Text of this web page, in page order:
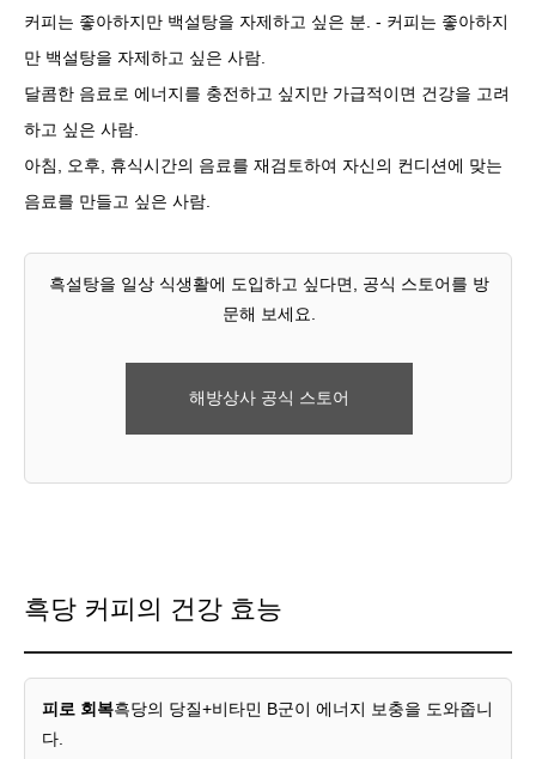
커피는 좋아하지만 백설탕을 자제하고 싶은 분. - 커피는 좋아하지
만 백설탕을 자제하고 싶은 사람.
달콤한 음료로 에너지를 충전하고 싶지만 가급적이면 건강을 고려
하고 싶은 사람.
아침, 오후, 휴식시간의 음료를 재검토하여 자신의 컨디션에 맞는
음료를 만들고 싶은 사람.
흑설탕을 일상 식생활에 도입하고 싶다면, 공식 스토어를 방
문해 보세요.
해방상사 공식 스토어
흑당 커피의 건강 효능
피로 회복흑당의 당질+비타민 B군이 에너지 보충을 도와줍니
다.